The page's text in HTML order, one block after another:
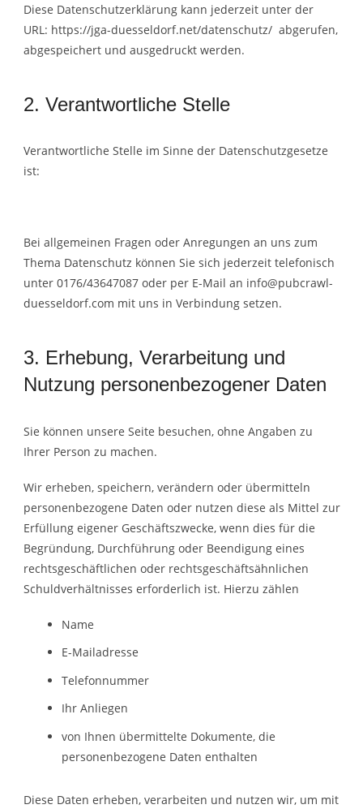
Diese Datenschutzerklärung kann jederzeit unter der
URL: https://jga-duesseldorf.net/datenschutz/ abgerufen,
abgespeichert und ausgedruckt werden.
2. Verantwortliche Stelle
Verantwortliche Stelle im Sinne der Datenschutzgesetze
ist:
Bei allgemeinen Fragen oder Anregungen an uns zum
Thema Datenschutz können Sie sich jederzeit telefonisch
unter 0176/43647087 oder per E-Mail an info@pubcrawl-
duesseldorf.com mit uns in Verbindung setzen.
3. Erhebung, Verarbeitung und
Nutzung personenbezogener Daten
Sie können unsere Seite besuchen, ohne Angaben zu
Ihrer Person zu machen.
Wir erheben, speichern, verändern oder übermitteln
personenbezogene Daten oder nutzen diese als Mittel zur
Erfüllung eigener Geschäftszwecke, wenn dies für die
Begründung, Durchführung oder Beendigung eines
rechtsgeschäftlichen oder rechtsgeschäftsähnlichen
Schuldverhältnisses erforderlich ist. Hierzu zählen
Name
E-Mailadresse
Telefonnummer
Ihr Anliegen
von Ihnen übermittelte Dokumente, die
personenbezogene Daten enthalten
Diese Daten erheben, verarbeiten und nutzen wir, um mit